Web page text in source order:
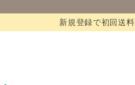
新規登録で初回送